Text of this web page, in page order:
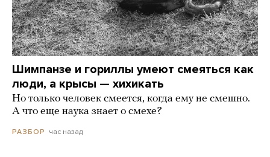
Шимпанзе и гориллы умеют смеяться как
люди, а крысы — хихикать
Но только человек смеется, когда ему не смешно.
А что еще наука знает о смехе?
РАЗБОР час назад